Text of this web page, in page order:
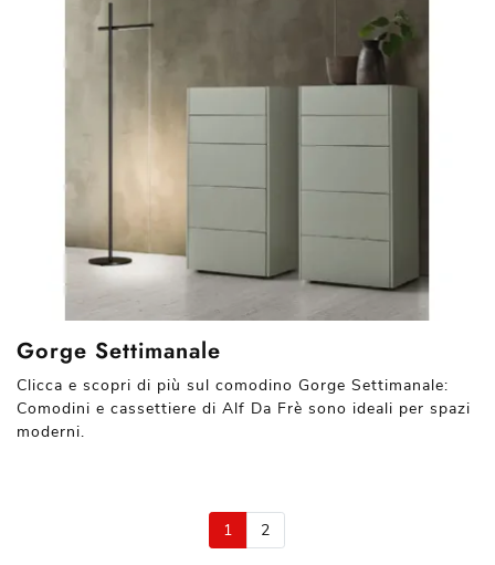
Gorge Settimanale
Clicca e scopri di più sul comodino Gorge Settimanale:
Comodini e cassettiere di Alf Da Frè sono ideali per spazi
moderni.
1 2